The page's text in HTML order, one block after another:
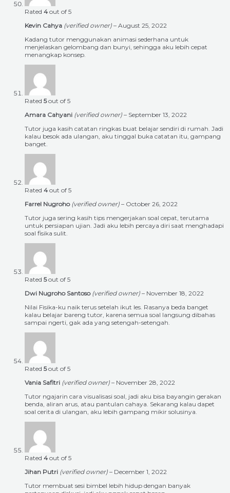
Rated 4 out of 5
Kevin Cahya (verified owner) – August 25, 2022
Kadang tutor menggunakan animasi sederhana untuk
menjelaskan gelombang dan bunyi, sehingga aku lebih cepat
menangkap konsep.
Rated 5out of 5
Amara Cahyani (verified owner) – September 13, 2022
Tutor juga kasih catatan ringkas buat belajar sendiri di rumah. Jadi
kalau besok ada ulangan, aku tinggal buka catatan itu, gampang
banget.
Rated 4 out of 5
Farrel Nugroho (verified owner) – October 26, 2022
Tutor juga sering kasih tips mengerjakan soal cepat, terutama
untuk persiapan ujian. Jadi aku lebih percaya diri saat menghadapi
soal fisika sulit.
Rated 5out of 5
Dwi Nugroho Santoso (verified owner) – November 18, 2022
Nilai Fisika-ku naik terus setelah ikut les. Rasanya beda banget
kalau belajar bareng tutor, karena semua soal langsung dibahas
sampai ngerti, gak ada yang setengah-setengah.
Rated 5out of 5
Vania Safitri (verified owner) – November 28, 2022
Tutor ngajarin cara visualisasi soal, jadi aku bisa bayangin gerakan
benda, aliran arus, atau pantulan cahaya. Sekarang kalau dapet
soal cerita di ulangan, aku lebih gampang mikir solusinya.
Rated 4 out of 5
Jihan Putri (verified owner) – December 1, 2022
Tutor membuat sesi bimbel lebih hidup dengan banyak